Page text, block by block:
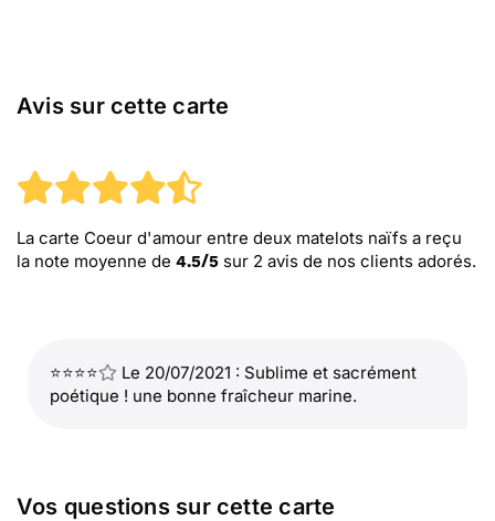
Avis sur cette carte
La carte Coeur d'amour entre deux matelots naïfs a reçu
la note moyenne de 4.5/5 sur 2 avis de nos clients adorés.
⭐⭐⭐⭐
Le 20/07/2021 : Sublime et sacrément
poétique ! une bonne fraîcheur marine.
Vos questions sur cette carte